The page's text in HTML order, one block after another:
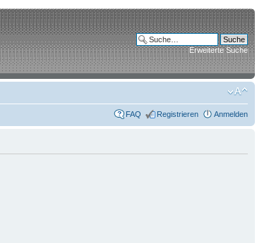
Erweiterte Suche
FAQ Registrieren Anmelden